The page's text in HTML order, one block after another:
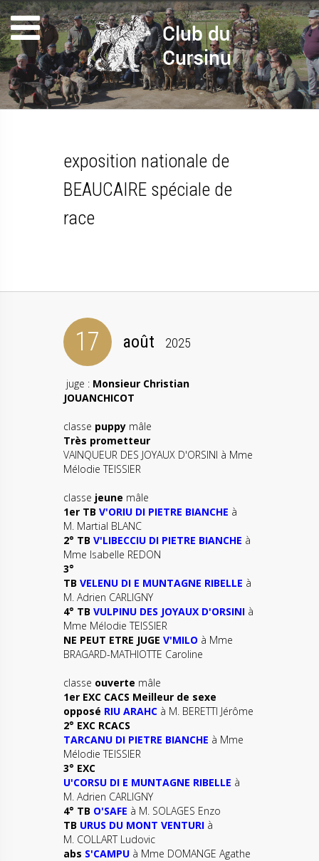
exposition nationale de
BEAUCAIRE spéciale de
race
17 août 2025
juge : Monsieur Christian
JOUANCHICOT
classe puppy mâle
Très prometteur
VAINQUEUR DES JOYAUX D'ORSINI à Mme
Mélodie TEISSIER
classe jeune mâle
1er TB V'ORIU DI PIETRE BIANCHE à
M. Martial BLANC
2° TB V'LIBECCIU DI PIETRE BIANCHE à
Mme Isabelle REDON
3°
TB VELENU DI E MUNTAGNE RIBELLE à
M. Adrien CARLIGNY
4° TB VULPINU DES JOYAUX D'ORSINI à
Mme Mélodie TEISSIER
NE PEUT ETRE JUGE V'MILO à Mme
BRAGARD-MATHIOTTE Caroline
classe ouverte mâle
1er EXC CACS Meilleur de sexe
opposé RIU ARAHC à M. BERETTI Jérôme
2° EXC RCACS
TARCANU DI PIETRE BIANCHE à Mme
Mélodie TEISSIER
3° EXC
U'CORSU DI E MUNTAGNE RIBELLE à
M. Adrien CARLIGNY
4° TB O'SAFE à M. SOLAGES Enzo
TB URUS DU MONT VENTURI à
M. COLLART Ludovic
abs S'CAMPU à Mme DOMANGE Agathe